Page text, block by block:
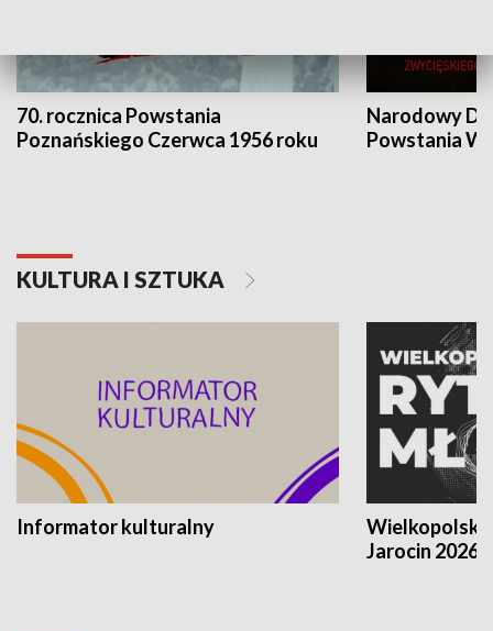
70. rocznica Powstania
Poznańskiego Czerwca 1956 roku
Narodowy
Powstania
KULTURA I SZTUKA
Informator kulturalny
Jarocin 2026